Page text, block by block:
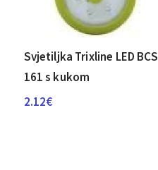
Svjetiljka Trixline LED BCS
161 s kukom
2.12€